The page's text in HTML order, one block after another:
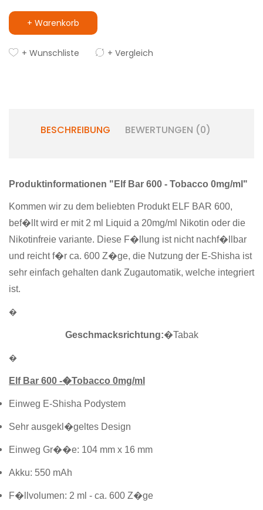
+ Warenkorb
+ Wunschliste + Vergleich
BESCHREIBUNG BEWERTUNGEN (0)
Produktinformationen "Elf Bar 600 - Tobacco 0mg/ml"
Kommen wir zu dem beliebten Produkt ELF BAR 600,
bef�llt wird er mit 2 ml Liquid a 20mg/ml Nikotin oder die
Nikotinfreie variante. Diese F�llung ist nicht nachf�llbar
und reicht f�r ca. 600 Z�ge, die Nutzung der E-Shisha ist
sehr einfach gehalten dank Zugautomatik, welche integriert
ist.
�
Geschmacksrichtung:�Tabak
�
Elf Bar 600 -�Tobacco 0mg/ml
Einweg E-Shisha Podystem
Sehr ausgekl�geltes Design
Einweg Gr��e: 104 mm x 16 mm
Akku: 550 mAh
F�llvolumen: 2 ml - ca. 600 Z�ge